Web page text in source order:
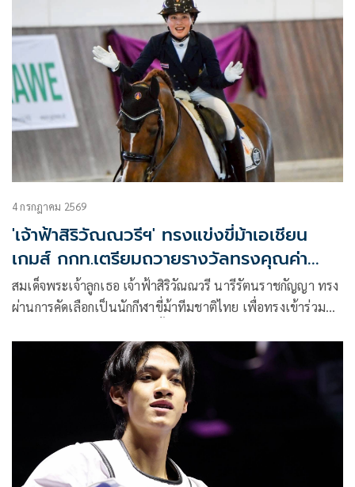
ดร.ก้องศักด ยอดมณี ผู้ว่าการ กกท. เตรียมเช็กความฟิตขั้นสุดท้าย
ในการทดสอบครั้งที่ 3 หวังอัพเกรดความแข็งแกร่งทัพไทยให้ถึง
100 เปอร์เซ็นต์ ก่อนไปไล่ล่า 15 เหรียญทองตามเป้าหมาย
4 กรกฎาคม 2569
'เจ้าฟ้าสิริวัณณวรีฯ' ทรงแข่งขี่ม้าเอเชียน
เกมส์ กกท.เตรียมถวายรางวัลทรงคุณค่า
นักกีฬาไทย
สมเด็จพระเจ้าลูกเธอ เจ้าฟ้าสิริวัณณวรี นารีรัตนราชกัญญา ทรง
ผ่านการคัดเลือกเป็นนักกีฬาขี่ม้าทีมชาติไทย เพื่อทรงเข้าร่วม
นักกีฬาไทย ขณะเดียวกัน การกีฬาแห่งประเทศไทย (กกท.)
เตรียมถวายรางวัลเกียรติยศ ทรงคุณค่านักกีฬาทีมชาติไทย แด่